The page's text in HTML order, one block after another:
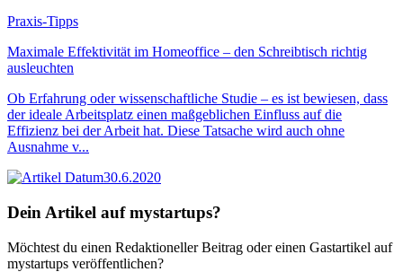
Praxis-Tipps
Maximale Effektivität im Homeoffice – den Schreibtisch richtig
ausleuchten
Ob Erfahrung oder wissenschaftliche Studie – es ist bewiesen, dass
der ideale Arbeitsplatz einen maßgeblichen Einfluss auf die
Effizienz bei der Arbeit hat. Diese Tatsache wird auch ohne
Ausnahme v...
30.6.2020
Dein Artikel auf mystartups?
Möchtest du einen Redaktioneller Beitrag oder einen Gastartikel auf
mystartups veröffentlichen?